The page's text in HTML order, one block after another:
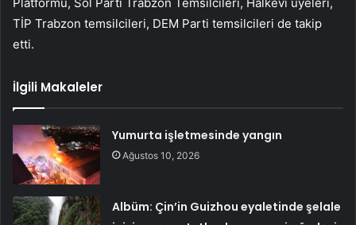
TİP Trabzon temsilcileri, DEM Parti temsilcileri de takip
etti.
İlgili Makaleler
Yumurta işletmesinde yangın
Ağustos 10, 2026
Albüm: Çin’in Guizhou eyaletinde şelale